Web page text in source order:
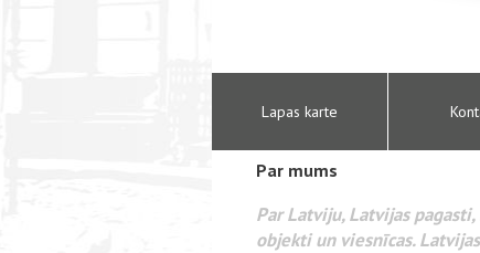
Lapas karte
Par mums
Par Latviju, Latvijas
objekti un viesnīcas.